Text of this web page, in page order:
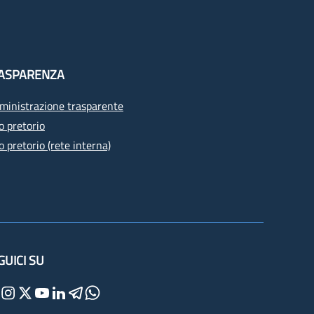
trasparente
pretorio
pretorio (rete interna)
SU